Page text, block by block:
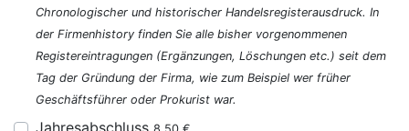
Chronologischer und historischer Handelsregisterausdruck. In
der Firmenhistory finden Sie alle bisher vorgenommenen
Registereintragungen (Ergänzungen, Löschungen etc.) seit dem
Tag der Gründung der Firma, wie zum Beispiel wer früher
Geschäftsführer oder Prokurist war.
Jahresabschluss